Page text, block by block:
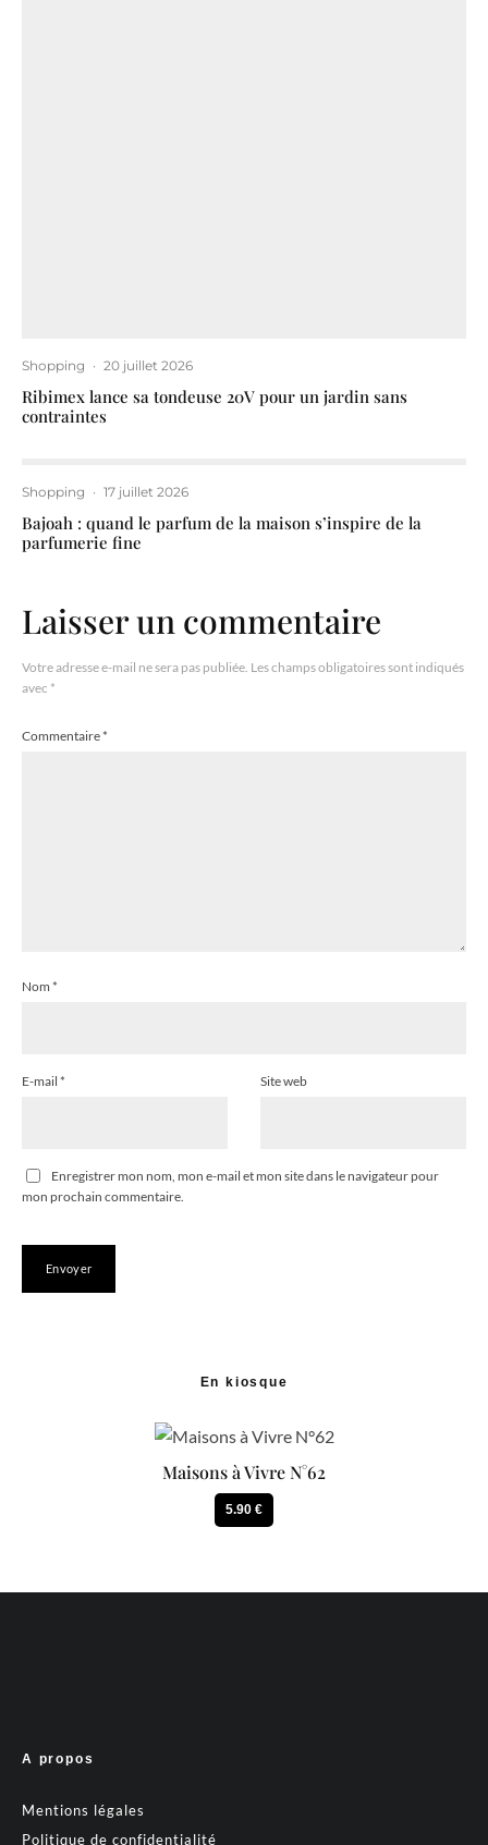
Shopping · 20 juillet 2026
Ribimex lance sa tondeuse 20V pour un jardin sans
contraintes
Shopping · 17 juillet 2026
Bajoah : quand le parfum de la maison s’inspire de la
parfumerie fine
Laisser un commentaire
Votre adresse e-mail ne sera pas publiée. Les champs obligatoires sont indiqués
avec *
Commentaire*
Nom *
E-mail * Site web
Enregistrer mon nom, mon e-mail et mon site dans le navigateur pour
mon prochain commentaire.
En kiosque
Maisons à Vivre N°62
5.90 €
A propos
Mentions légales
Politique de confidentialité